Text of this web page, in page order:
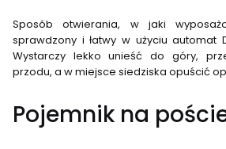
Sposób otwierania, w jaki
sprawdzony i łatwy w użyciu automat
Wystarczy lekko unieść do góry,
przodu, a w miejsce siedziska opuścić
Pojemnik na